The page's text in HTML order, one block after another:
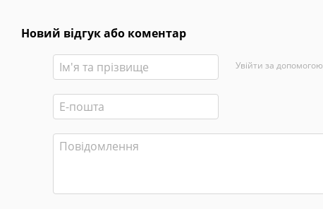
Новий відгук або коментар
Увійти за допомогою